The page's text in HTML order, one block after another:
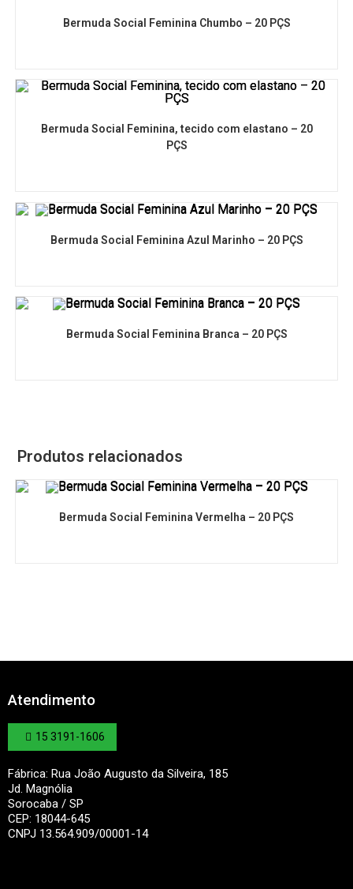
Bermuda Social Feminina Chumbo – 20 PÇS
Bermuda Social Feminina, tecido com elastano – 20
PÇS
Bermuda Social Feminina Azul Marinho – 20 PÇS
Bermuda Social Feminina Branca – 20 PÇS
Produtos relacionados
Bermuda Social Feminina Vermelha – 20 PÇS
Atendimento
15 3191-1606
Fábrica: Rua João Augusto da Silveira, 185
Jd. Magnólia
Sorocaba / SP
CEP: 18044-645
CNPJ 13.564.909/00001-14